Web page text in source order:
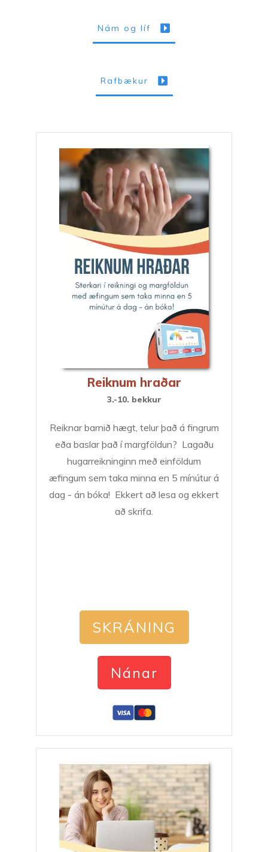
Nám og líf
Rafbækur
Reiknum hraðar
3.-10. bekkur
Reiknar barnið hægt, telur það á fingrum
eða baslar það í margföldun? Lagaðu
hugarreikninginn með einföldum
æfingum sem taka minna en 5 mínútur á
dag - án bóka! Ekkert að lesa og ekkert
að skrifa.
SKRÁNING
Nánar